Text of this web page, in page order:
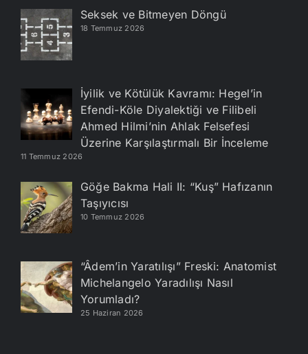
Seksek ve Bitmeyen Döngü
18 Temmuz 2026
İyilik ve Kötülük Kavramı: Hegel’in
Efendi-Köle Diyalektiği ve Filibeli
Ahmed Hilmi’nin Ahlak Felsefesi
Üzerine Karşılaştırmalı Bir İnceleme
11 Temmuz 2026
Göğe Bakma Hali II: “Kuş” Hafızanın
Taşıyıcısı
10 Temmuz 2026
“Âdem’in Yaratılışı” Freski: Anatomist
Michelangelo Yaradılışı Nasıl
Yorumladı?
25 Haziran 2026